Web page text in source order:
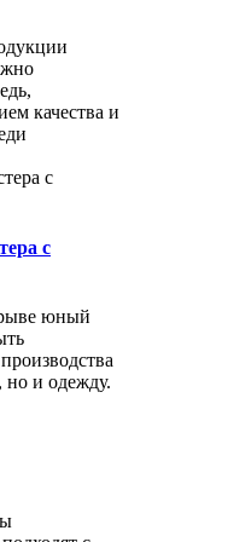
качества и
с
юный
но и одежду.